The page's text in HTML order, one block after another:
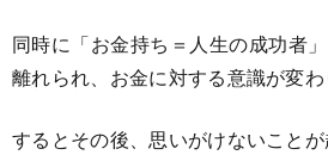
同時に「お金持ち＝人生の成功者
離れられ、お金に対する意識が変わ
するとその後、思いがけないことが